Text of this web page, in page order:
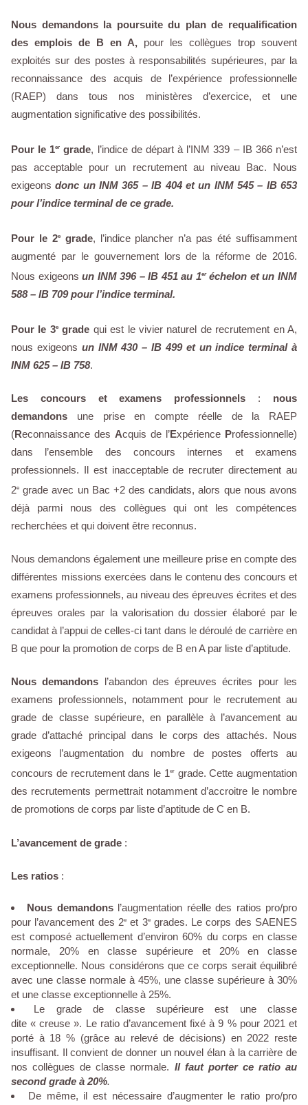
Nous demandons la poursuite du plan de requalification
des emplois de B en A, pour les collègues trop souvent
exploités sur des postes à responsabilités supérieures, par la
reconnaissance des acquis de l’expérience professionnelle
(RAEP) dans tous nos ministères d’exercice, et une
augmentation significative des possibilités.
Pour le 1er grade, l’indice de départ à l’INM 339 – IB 366 n’est
pas acceptable pour un recrutement au niveau Bac. Nous
exigeons donc un INM 365 – IB 404 et un INM 545 – IB 653
pour l’indice terminal de ce grade.
Pour le 2e grade, l’indice plancher n’a pas été suffisamment
augmenté par le gouvernement lors de la réforme de 2016.
Nous exigeons un INM 396 – IB 451 au 1er échelon et un INM
588 – IB 709 pour l’indice terminal.
Pour le 3e grade qui est le vivier naturel de recrutement en A,
nous exigeons un INM 430 – IB 499 et un indice terminal à
INM 625 – IB 758.
Les concours et examens professionnels :
nous
demandons
une prise en compte réelle de la RAEP
(Reconnaissance des Acquis de l’Expérience Professionnelle)
dans l’ensemble des concours internes et examens
professionnels. Il est inacceptable de recruter directement au
2e grade avec un Bac +2 des candidats, alors que nous avons
déjà parmi nous des collègues qui ont les compétences
recherchées et qui doivent être reconnus.
Nous demandons également une meilleure prise en compte des
différentes missions exercées dans le contenu des concours et
examens professionnels, au niveau des épreuves écrites et des
épreuves orales par la valorisation du dossier élaboré par le
candidat à l’appui de celles-ci tant dans le déroulé de carrière en
B que pour la promotion de corps de B en A par liste d’aptitude.
Nous demandons l’abandon des épreuves écrites pour les
examens professionnels, notamment pour le recrutement au
grade de classe supérieure, en parallèle à l’avancement au
grade d’attaché principal dans le corps des attachés. Nous
exigeons l’augmentation du nombre de postes offerts au
concours de recrutement dans le 1 er grade. Cette augmentation
des recrutements permettrait notamment d’accroitre le nombre
de promotions de corps par liste d’aptitude de C en B.
L’avancement de grade :
Les ratios :
Nous demandons l’augmentation réelle des ratios pro/pro
pour l’avancement des 2e et 3e
grades. Le corps des SAENES
est composé actuellement d’environ 60% du corps en classe
normale, 20% en classe supérieure et 20% en classe
exceptionnelle. Nous considérons que ce corps serait équilibré
avec une classe normale à 45%, une classe supérieure à 30%
et une classe exceptionnelle à 25%.
Le grade de classe supérieure est une classe
dite « creuse ». Le ratio d’avancement fixé à 9 % pour 2021 et
porté à 18 % (grâce au relevé de décisions) en 2022 reste
insuffisant. Il convient de donner un nouvel élan à la carrière de
nos collègues de classe normale. Il faut porter ce ratio au
second grade à 20%.
De même, il est nécessaire d’augmenter le ratio pro/pro